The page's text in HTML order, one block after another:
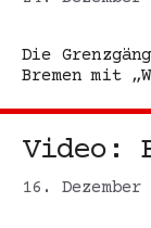
Die
Bremen mit
Video:
16. Dezember